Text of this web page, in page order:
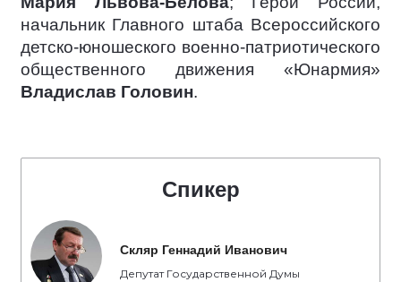
начальник Главного штаба Всероссийского
детско-юношеского военно-патриотического
общественного движения «Юнармия»
Владислав Головин.
Спикер
Скляр Геннадий Иванович
Депутат Государственной Думы